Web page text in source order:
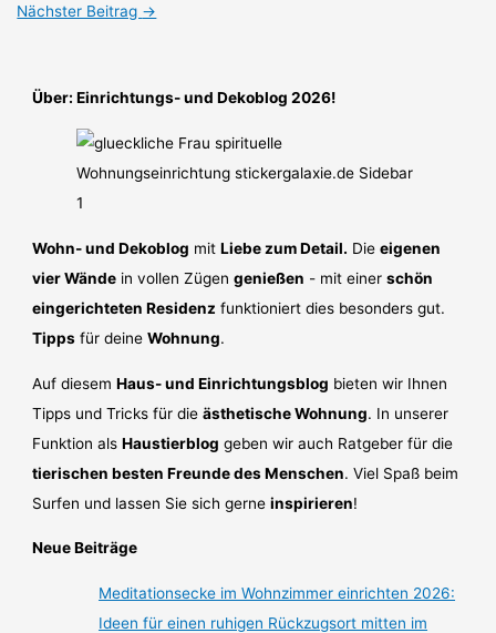
Nächster Beitrag →
Über: Einrichtungs- und Dekoblog 2026!
Wohn- und Dekoblog mitLiebe zum Detail. Dieeigenen
vier Wände in vollen Zügengenießen - mit einerschön
eingerichteten Residenz funktioniert dies besonders gut.
Tipps für deineWohnung.
Auf diesemHaus- und Einrichtungsblog bieten wir Ihnen
Tipps und Tricks für dieästhetische Wohnung. In unserer
Funktion alsHaustierblog geben wir auch Ratgeber für die
tierischen besten Freunde des Menschen. Viel Spaß beim
Surfen und lassen Sie sich gerneinspirieren!
Neue Beiträge
Meditationsecke im Wohnzimmer einrichten 2026:
Ideen für einen ruhigen Rückzugsort mitten im